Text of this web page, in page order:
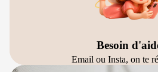
Besoin
Email ou Insta, on te